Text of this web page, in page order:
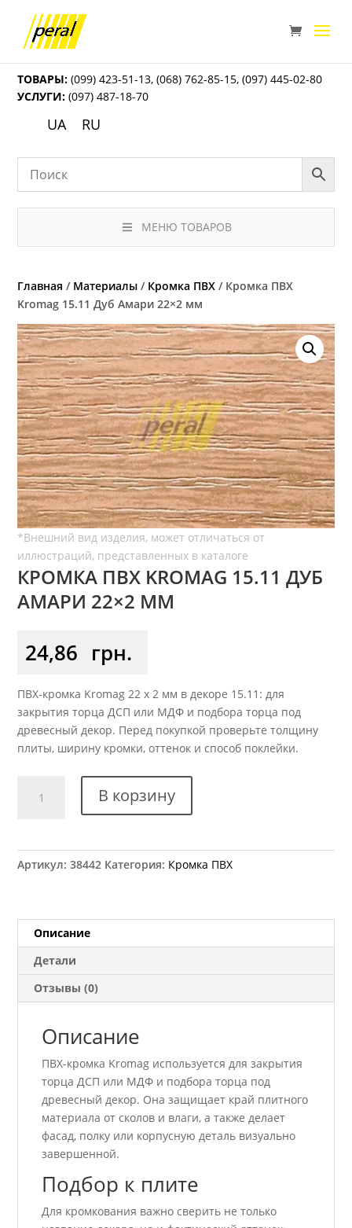
ТОВАРЫ: (099) 423-51-13,(068) 762-85-15,(097) 445-02-80
УСЛУГИ: (097) 487-18-70
UA RU
МЕНЮ ТОВАРОВ
Главная / Материалы / Кромка ПВХ / Кромка ПВХ
Kromag 15.11 Дуб Амари 22×2 мм
КРОМКА ПВХ KROMAG 15.11 ДУБ
АМАРИ 22×2 ММ
24,86 грн.
ПВХ-кромка Kromag 22 x 2 мм в декоре 15.11: для
закрытия торца ДСП или МДФ и подбора торца под
древесный декор. Перед покупкой проверьте толщину
плиты, ширину кромки, оттенок и способ поклейки.
товара
15.11
22x2
мм
В корзину
Артикул:38442 Категория: Кромка ПВХ
Описание
Детали
Отзывы (0)
Описание
ПВХ-кромка Kromag используется для закрытия
торца ДСП или МДФ и подбора торца под
древесный декор. Она защищает край плитного
материала от сколов и влаги, а также делает
фасад, полку или корпусную деталь визуально
завершенной.
Подбор к плите
Для кромкования важно сверить не только